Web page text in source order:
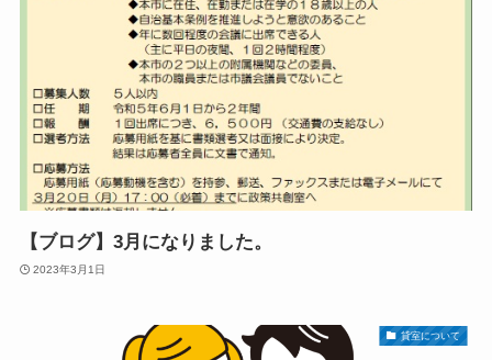
【ブログ】3月になりました。
2023年3月1日
貸室について